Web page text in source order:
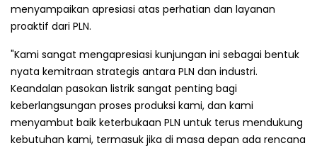
menyampaikan apresiasi atas perhatian dan layanan
proaktif dari PLN.
"Kami sangat mengapresiasi kunjungan ini sebagai bentuk
nyata kemitraan strategis antara PLN dan industri.
Keandalan pasokan listrik sangat penting bagi
keberlangsungan proses produksi kami, dan kami
menyambut baik keterbukaan PLN untuk terus mendukung
kebutuhan kami, termasuk jika di masa depan ada rencana